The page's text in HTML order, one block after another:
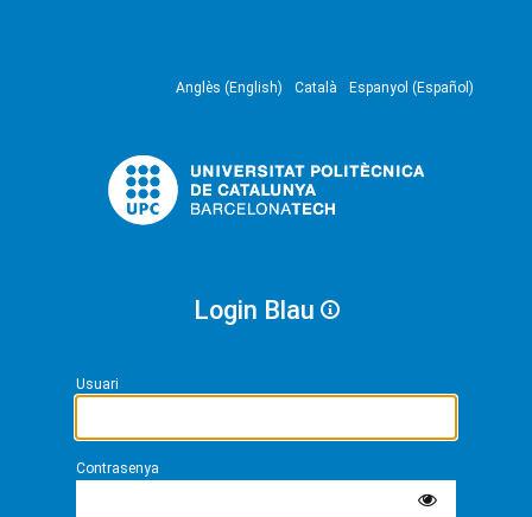
Anglès (English) Català Espanyol (Español)
Login Blau
Usuari
Contrasenya